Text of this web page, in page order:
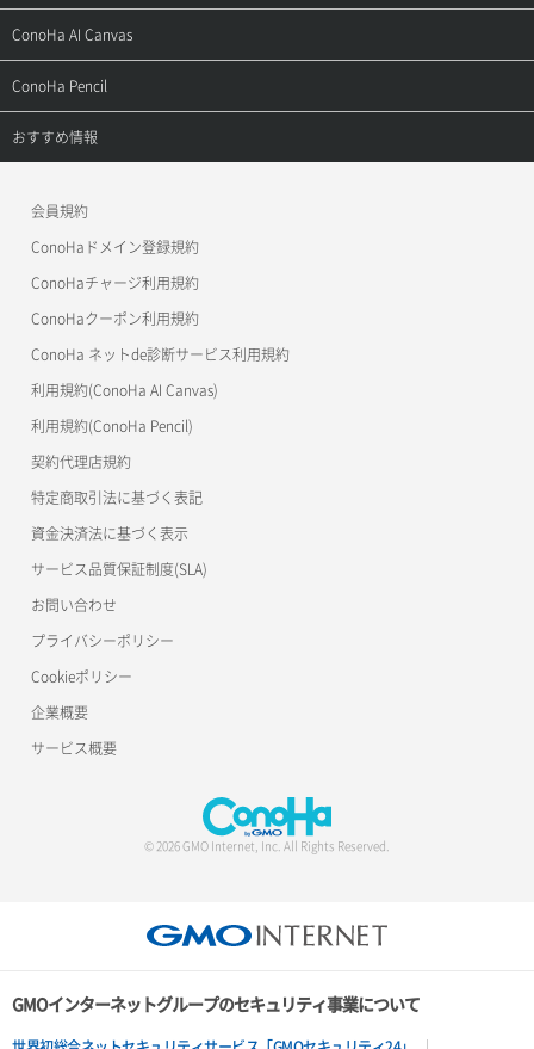
お問い合わせ
お乗り換えガイド
よくある質問
APIドキュメントVPS2.0
APIドキュメントVPS3.0
ご利用ガイド
APIドキュメントVPS2.0
APIドキュメントVPS3.0
サポートトップ
ご利用ガイド
ConoHa AI Canvas
サポートトップ
ご利用ガイド
ConoHa Pencil
サポートトップ
おすすめ情報
美雲このは徹底ガイド
会員規約
ConoHaドメイン登録規約
ConoHaチャージ利用規約
ConoHaクーポン利用規約
ConoHa ネットde診断サービス利用規約
利用規約(ConoHa AI Canvas)
利用規約(ConoHa Pencil)
契約代理店規約
特定商取引法に基づく表記
資金決済法に基づく表示
サービス品質保証制度(SLA)
お問い合わせ
プライバシーポリシー
Cookieポリシー
企業概要
サービス概要
© 2026 GMO Internet, Inc. All Rights Reserved.
GMOインターネットグループのセキュリティ事業について